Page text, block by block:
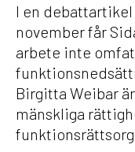
I en debattartikel
november får
arbete inte
Birgitta Weibar
mänskliga